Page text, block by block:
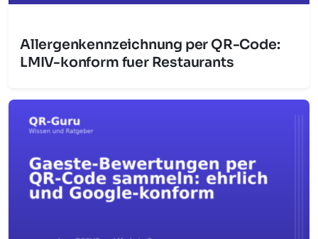
Allergenkennzeichnung per QR-Code:
LMIV-konform fuer Restaurants